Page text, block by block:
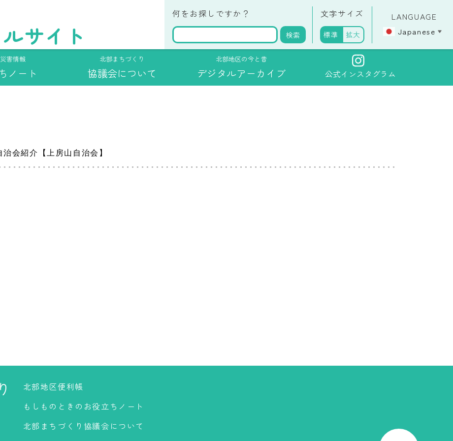
サイト
何をお探しですか？
検索
文字サイズ
標準 拡大
LANGUAGE
Japanese ▼
ベント情報
民便利帳
ゴミ出しカレンダー
頼れる地元のお店・施設
害情報
ノート
番医・当番薬局
んな時どうする？
災害時用自治会資料
北部まちづくり
協議会について
営の目的
治会紹介
画団体・公的機関・協力企業・
ドバイザー等一覧
安全・防災部会
文化・歴史部会
環境・生活部会
北部地区の今と昔
デジタルアーカイブ 公式インスタグラム
治会紹介【上房山自治会】
北部地区便利帳
もしものときのお役立ちノート
北部まちづくり協議会について